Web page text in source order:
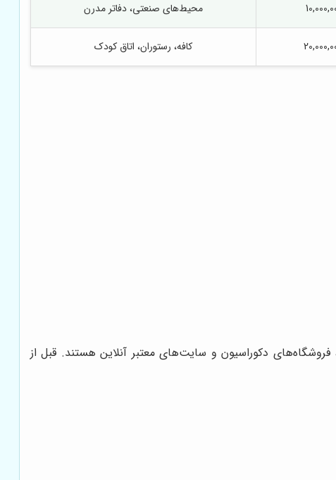
محیط‌های صنعتی، دفاتر مدرن
کافه، رستوران، اتاق کودک
دکوراسیون و سایت‌های معتبر آنلاین هستند. قبل از